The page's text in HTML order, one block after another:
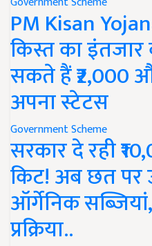
PM Kisan
किस्त का
सकते हैं
अपना स्टेटस
Government Scheme
सरकार दे रही
किट! अब छत पर
ऑर्गेनिक
प्रक्रिया..